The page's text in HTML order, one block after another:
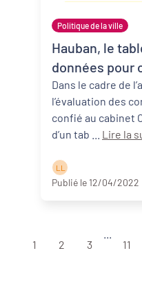
Politique de la ville
Hauban, le
données pour
les territoires
en Nouvelle-
Dans le cadre de
l’évaluation des
confié au cabinet
Lire la
L L
Publié le 12/04/2022
1 2 3
11